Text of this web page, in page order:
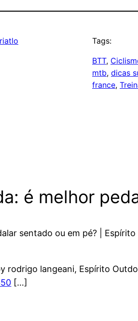
Tags:
BTT,
mtb, dicas
france,
é melhor
sentado ou em pé? |
langeani, Espírito
[…]